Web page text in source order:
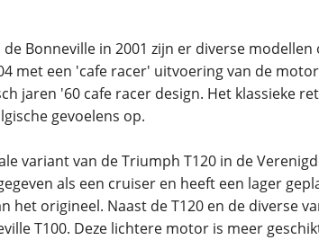
Bonneville in 2001 zijn er diverse
met een 'cafe racer' uitvoering van de
jaren '60 cafe racer design. Het klassieke
gevoelens op.
variant van de Triumph T120 in de
als een cruiser en heeft een lager
het origineel. Naast de T120 en de diverse
T100. Deze lichtere motor is meer